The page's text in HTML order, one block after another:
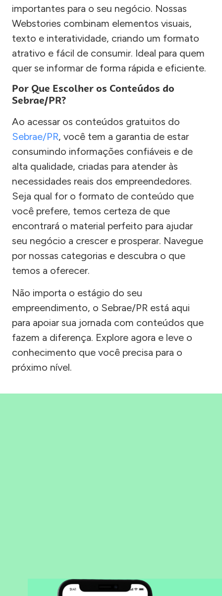
importantes para o seu negócio. Nossas
Webstories combinam elementos visuais,
texto e interatividade, criando um formato
atrativo e fácil de consumir. Ideal para quem
quer se informar de forma rápida e eficiente.
Por Que Escolher os Conteúdos do
Sebrae/PR?
Ao acessar os conteúdos gratuitos do
Sebrae/PR, você tem a garantia de estar
consumindo informações confiáveis e de
alta qualidade, criadas para atender às
necessidades reais dos empreendedores.
Seja qual for o formato de conteúdo que
você prefere, temos certeza de que
encontrará o material perfeito para ajudar
seu negócio a crescer e prosperar. Navegue
por nossas categorias e descubra o que
temos a oferecer.
Não importa o estágio do seu
empreendimento, o Sebrae/PR está aqui
para apoiar sua jornada com conteúdos que
fazem a diferença. Explore agora e leve o
conhecimento que você precisa para o
próximo nível.